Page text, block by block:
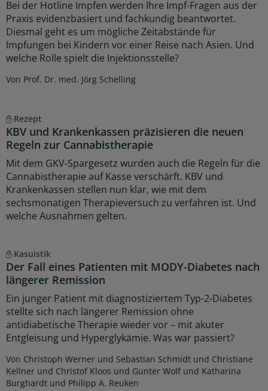
Bei der Hotline Impfen werden Ihre Impf-Fragen aus der
Praxis evidenzbasiert und fachkundig beantwortet.
Diesmal geht es um mögliche Zeitabstände für
Impfungen bei Kindern vor einer Reise nach Asien. Und
welche Rolle spielt die Injektionsstelle?
Von Prof. Dr. med. Jörg Schelling
Rezept
KBV und Krankenkassen präzisieren die neuen
Regeln zur Cannabistherapie
Mit dem GKV-Spargesetz wurden auch die Regeln für die
Cannabistherapie auf Kasse verschärft. KBV und
Krankenkassen stellen nun klar, wie mit dem
sechsmonatigen Therapieversuch zu verfahren ist. Und
welche Ausnahmen gelten.
Kasuistik
Der Fall eines Patienten mit MODY-Diabetes nach
längerer Remission
Ein junger Patient mit diagnostiziertem Typ-2-Diabetes
stellte sich nach längerer Remission ohne
antidiabetische Therapie wieder vor – mit akuter
Entgleisung und Hyperglykämie. Was war passiert?
Von Christoph Werner und Sebastian Schmidt und Christiane
Kellner und Christof Kloos und Gunter Wolf und Katharina
Burghardt und Philipp A. Reuken